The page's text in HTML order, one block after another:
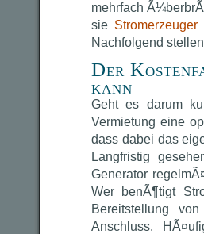
mehrfach
sie Stromerzeuger
Nachfolgend
Der
kann
Geht es darum
Vermietung eine
dass dabei das
Langfristig
Generator
Wer benÃ¶tigt
Bereitstellung
Anschluss.